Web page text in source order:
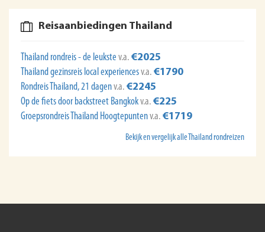
Reisaanbiedingen Thailand
Thailand rondreis - de leukste v.a. €2025
Thailand gezinsreis local experiencesv.a. €1790
Rondreis Thailand, 21 dagenv.a. €2245
Op de fiets door backstreet Bangkokv.a. €225
Groepsrondreis Thailand Hoogtepuntenv.a. €1719
Bekijk en vergelijk alle Thailand rondreizen